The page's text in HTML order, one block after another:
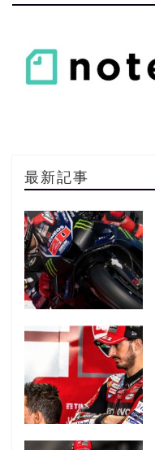
最新記事